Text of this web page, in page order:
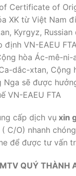
Certificate of
XK từ Việt Nam
Kyrgyz,
định VN-EAEU
hòa Ác-mê-ni-
dắc-xtan, Cộng
Nga sẽ được
VN-EAEU FTA
cấp dịch vụ xin
( C/O) nhanh
để được tư vấn
QUÝ THÀNH